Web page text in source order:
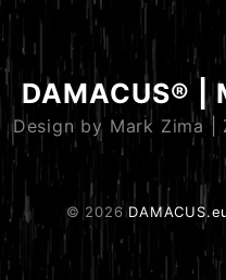
DAMACUS® |
Design by Mark Zima |
© 2026